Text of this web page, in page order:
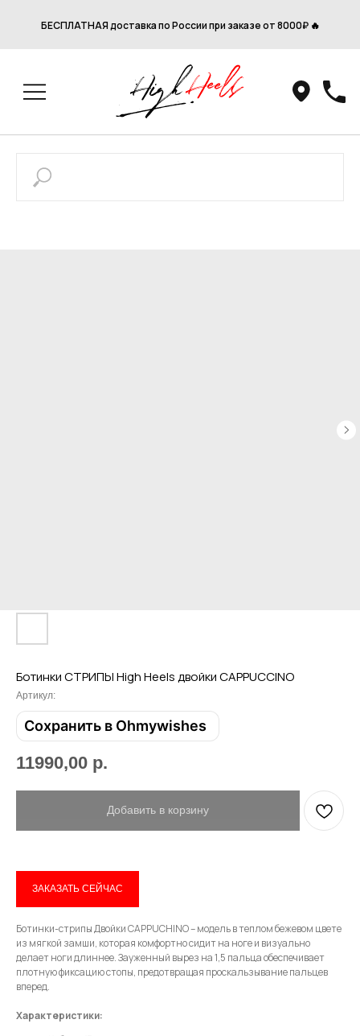
Привет! Дарим тебе -10% на первую
покупку! Подпишись на нашу рассылку
...и узнавай об акциях первой!
Email
БЕСПЛАТНАЯ доставка по России при заказе от 8000₽ 🔥
Ботинки СТРИПЫ High Heels двойки CAPPUCCINO
Артикул:
Сохранить в Ohmywishes
11990,00 р.
Добавить в корзину
ЗАКАЗАТЬ СЕЙЧАС
Ботинки-стрипы Двойки CAPPUCHINO – модель в теплом бежевом цвете
из мягкой замши, которая комфортно сидит на ноге и визуально
делает ноги длиннее. Зауженный вырез на 1,5 пальца обеспечивает
плотную фиксацию стопы, предотвращая проскальзывание пальцев
вперед.
Характеристики: